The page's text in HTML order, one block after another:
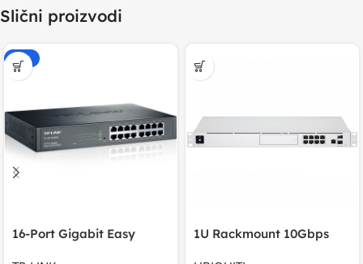
Slični proizvodi
-20%
16-Port Gigabit Easy
1U Rackmount 10Gbps